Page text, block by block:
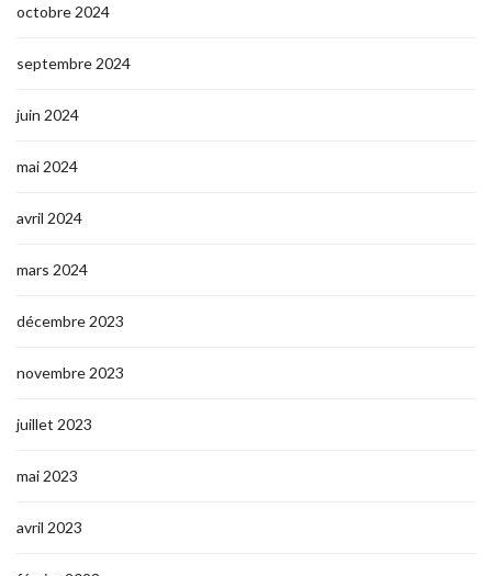
octobre 2024
septembre 2024
juin 2024
mai 2024
avril 2024
mars 2024
décembre 2023
novembre 2023
juillet 2023
mai 2023
avril 2023